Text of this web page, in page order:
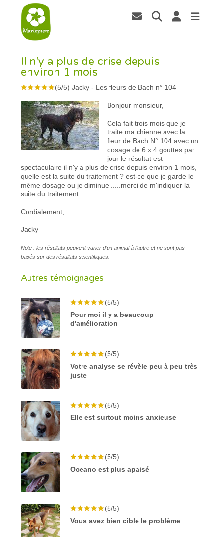
Il n'y a plus de crise depuis
environ 1 mois
(5/5)Jacky - Les fleurs de Bach n° 104
Bonjour monsieur,
Cela fait trois mois que je
traite ma chienne avec la
fleur de Bach N° 104 avec un
dosage de 6 x 4 gouttes par
jour le résultat est
spectaculaire il n'y a plus de crise depuis environ 1 mois,
quelle est la suite du traitement ? est-ce que je garde le
même dosage ou je diminue......merci de m'indiquer la
suite du traitement.
Cordialement,
Jacky
Note : les résultats peuvent varier d’un animal à l’autre et ne sont pas
basés sur des résultats scientifiques.
Autres témoignages
(5/5)
Pour moi il y a beaucoup
d'amélioration
(5/5)
Votre analyse se révèle peu à peu très
juste
(5/5)
Elle est surtout moins anxieuse
(5/5)
Oceano est plus apaisé
(5/5)
Vous avez bien cible le problème